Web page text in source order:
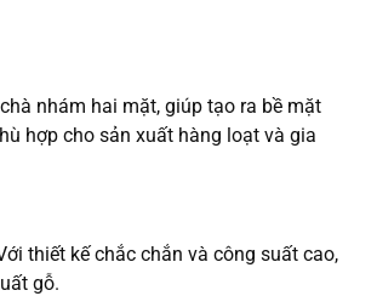
nhám hai mặt, giúp tạo ra bề mặt
hợp cho sản xuất hàng loạt và gia
thiết kế chắc chắn và công suất cao,
gỗ.